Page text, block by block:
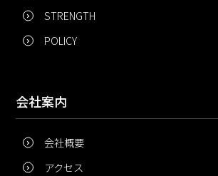
STRENGTH
POLICY
会社案内
会社概要
アクセス